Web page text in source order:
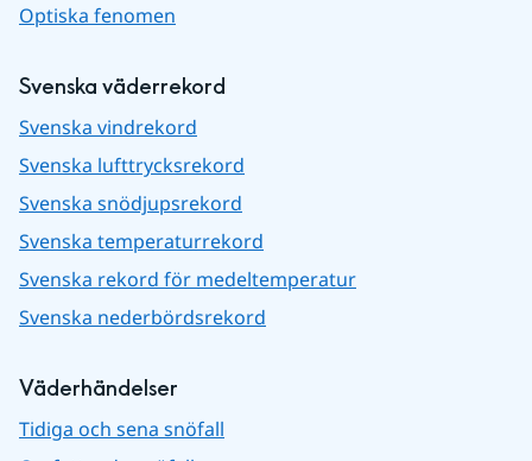
Optiska fenomen
Svenska väderrekord
Svenska vindrekord
Svenska lufttrycksrekord
Svenska snödjupsrekord
Svenska temperaturrekord
Svenska rekord för medeltemperatur
Svenska nederbördsrekord
Väderhändelser
Tidiga och sena snöfall